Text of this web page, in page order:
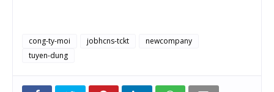
cong-ty-moi jobhcns-tckt
newcompany
tuyen-dung